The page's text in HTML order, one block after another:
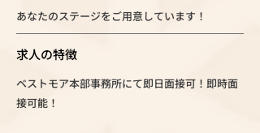
あなたのステージをご用意しています！
求人の特徴
ベストモア本部事務所にて即日面接可！即時面
接可能！